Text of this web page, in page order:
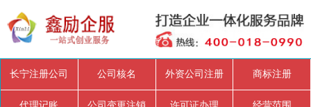
长宁注册公司 公司核名 外资公司注册 商标注册